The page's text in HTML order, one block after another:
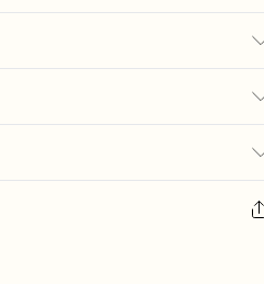
€9.99
les bijoux pour piercings, les jouets